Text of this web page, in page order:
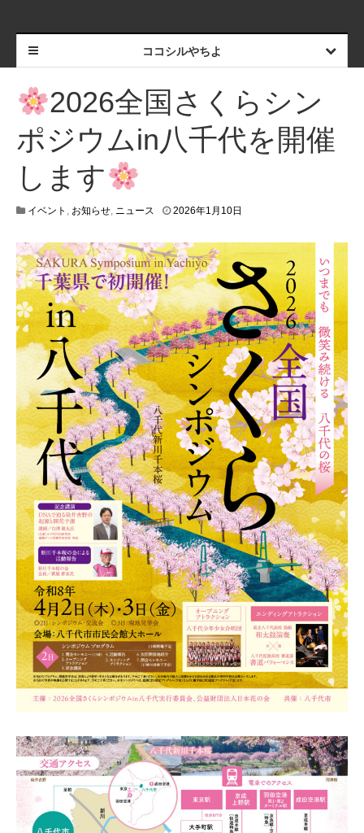
ココシルやちよ
2026全国さくらシン
ポジウムin八千代を開催
します
イベント , お知らせ, ニュース 2026年1月10日
6
年
1
月
9
日